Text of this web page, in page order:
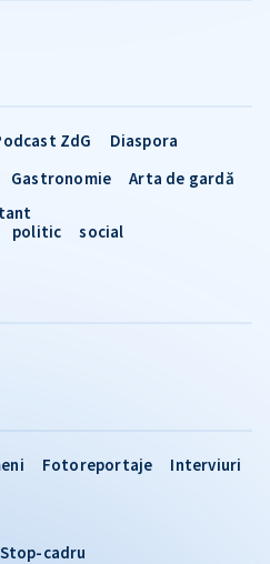
Fotoreportaje
Interviuri
Stop-cadru
ZdG
Diaspora
Gastronomie
Arta de gardă
politic social